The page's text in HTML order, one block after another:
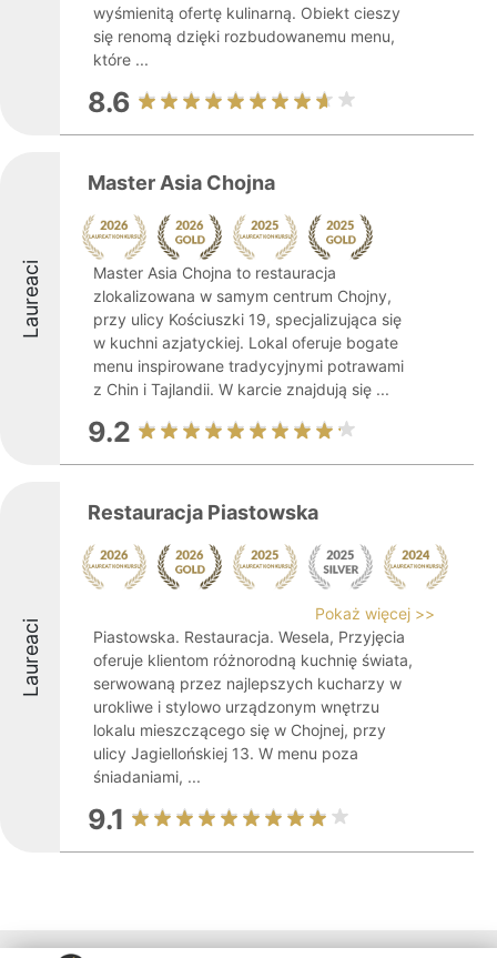
wyśmienitą ofertę kulinarną. Obiekt cieszy
się renomą dzięki rozbudowanemu menu,
które ...
8.6
Laureaci
Master Asia Chojna
Master Asia Chojna to restauracja
zlokalizowana w samym centrum Chojny,
przy ulicy Kościuszki 19, specjalizująca się
w kuchni azjatyckiej. Lokal oferuje bogate
menu inspirowane tradycyjnymi potrawami
z Chin i Tajlandii. W karcie znajdują się ...
9.2
Laureaci
Restauracja Piastowska
Pokaż więcej >>
Piastowska. Restauracja. Wesela, Przyjęcia
oferuje klientom różnorodną kuchnię świata,
serwowaną przez najlepszych kucharzy w
urokliwe i stylowo urządzonym wnętrzu
lokalu mieszczącego się w Chojnej, przy
ulicy Jagiellońskiej 13. W menu poza
śniadaniami, ...
9.1